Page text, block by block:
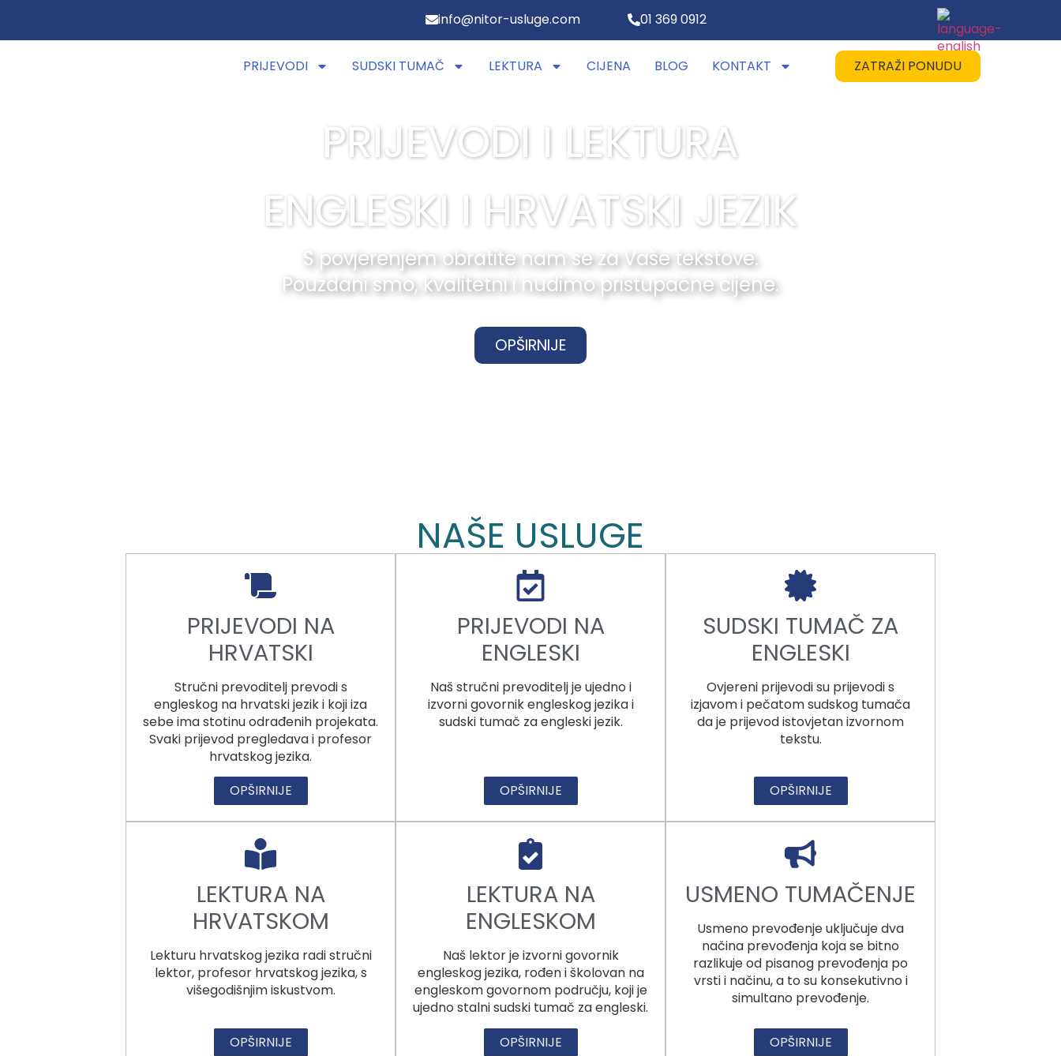
info@nitor-usluge.com 01 369 0912
PRIJEVODI SUDSKI TUMAČ LEKTURA CIJENA BLOG KONTAKT ZATRAŽI PONUDU
PRIJEVODI I LEKTURA
ENGLESKI I HRVATSKI JEZIK
S povjerenjem obratite nam se za Vaše tekstove.
Pouzdani smo, kvalitetni i nudimo pristupačne cijene.
OPŠIRNIJE
NAŠE USLUGE
PRIJEVODI NA
HRVATSKI
Stručni prevoditelj prevodi s
engleskog na hrvatski jezik i koji iza
sebe ima stotinu odrađenih projekata.
Svaki prijevod pregledava i profesor
hrvatskog jezika.
OPŠIRNIJE
PRIJEVODI NA
ENGLESKI
Naš stručni prevoditelj je ujedno i
izvorni govornik engleskog jezika i
sudski tumač za engleski jezik.
OPŠIRNIJE
SUDSKI TUMAČ ZA
ENGLESKI
Ovjereni prijevodi su prijevodi s
izjavom i pečatom sudskog tumača
da je prijevod istovjetan izvornom
tekstu.
OPŠIRNIJE
LEKTURA NA
HRVATSKOM
Lekturu hrvatskog jezika radi stručni
lektor, profesor hrvatskog jezika, s
višegodišnjim iskustvom.
OPŠIRNIJE
LEKTURA NA
ENGLESKOM
Naš lektor je izvorni govornik
engleskog jezika, rođen i školovan na
engleskom govornom području, koji je
ujedno stalni sudski tumač za engleski.
OPŠIRNIJE
USMENO TUMAČENJE
Usmeno prevođenje uključuje dva
načina prevođenja koja se bitno
razlikuje od pisanog prevođenja po
vrsti i načinu, a to su konsekutivno i
simultano prevođenje.
OPŠIRNIJE